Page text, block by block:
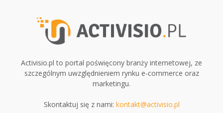
Activisio.pl to portal poświęcony branży internetowej, ze
szczególnym uwzględnieniem rynku e-commerce oraz
marketingu.
Skontaktuj się z nami: kontakt@activisio.pl